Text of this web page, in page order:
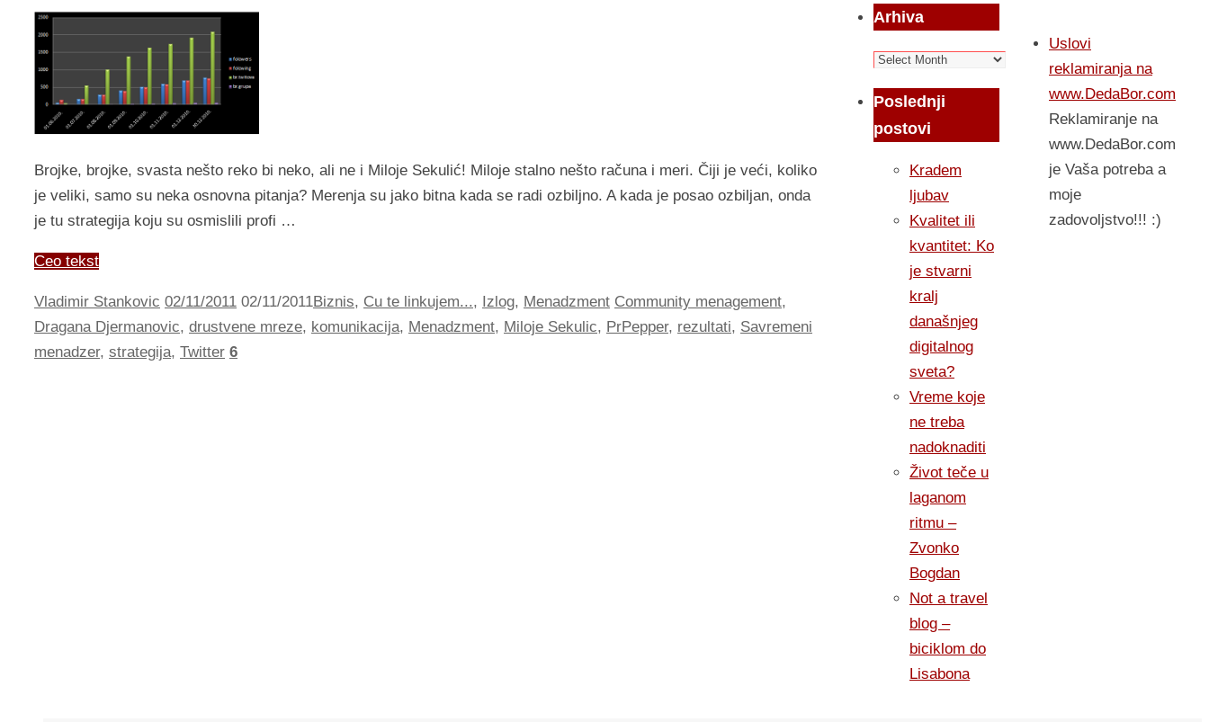
Brojke, brojke, svasta nešto reko bi neko, ali ne i Miloje Sekulić! Miloje stalno nešto računa i meri. Čiji je veći, koliko
je veliki, samo su neka osnovna pitanja? Merenja su jako bitna kada se radi ozbiljno. A kada je posao ozbiljan, onda
je tu strategija koju su osmislili profi …
Ceo tekst
Vladimir Stankovic 02/11/2011 02/11/2011Biznis, Cu te linkujem..., Izlog, Menadzment Community menagement,
Dragana Djermanovic, drustvene mreze, komunikacija, Menadzment, Miloje Sekulic, PrPepper, rezultati, Savremeni
menadzer, strategija, Twitter 6
Arhiva
Arhiva
Poslednji
postovi
Kradem
ljubav
Kvalitet ili
kvantitet: Ko
je stvarni
kralj
današnjeg
digitalnog
sveta?
Vreme koje
ne treba
nadoknaditi
Život teče u
laganom
ritmu –
Zvonko
Bogdan
Not a travel
blog –
biciklom do
Lisabona
Uslovi
reklamiranja na
www.DedaBor.com
Reklamiranje na
www.DedaBor.com
je Vaša potreba a
moje
zadovoljstvo!!! :)